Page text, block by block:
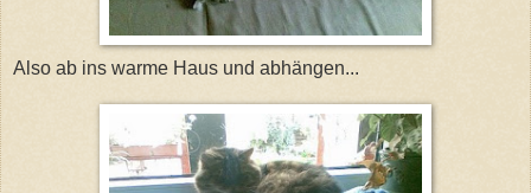
Also ab ins warme Haus und abhängen...